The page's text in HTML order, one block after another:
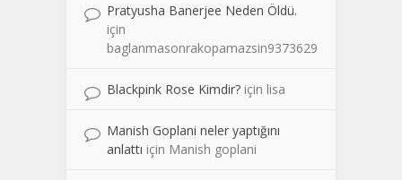
Pratyusha Banerjee Neden Öldü.
için
baglanmasonrakopamazsin9373629
Blackpink Rose Kimdir? için lisa
Manish Goplani neler yaptığını
anlattı için Manish goplani